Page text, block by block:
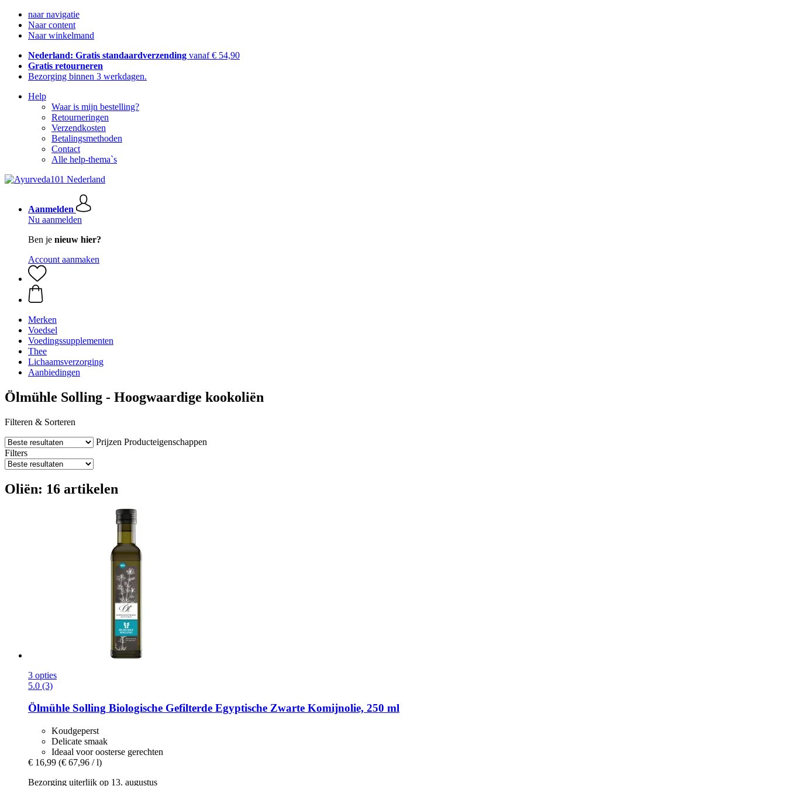
naar navigatie
Naar content
Naar winkelmand
Nederland: Gratis standaardverzending vanaf € 54,90
Gratis retourneren
Bezorging binnen 3 werkdagen.
Help
Waar is mijn bestelling?
Retourneringen
Verzendkosten
Betalingsmethoden
Contact
Alle help-thema`s
Aanmelden
Nu aanmelden
Ben je nieuw hier?
Account aanmaken
Merken
Voedsel
Voedingssupplementen
Thee
Lichaamsverzorging
Aanbiedingen
Ölmühle Solling - Hoogwaardige kookoliën
Filteren & Sorteren
Prijzen Producteigenschappen
Filters
Oliën: 16 artikelen
3 opties
5.0 (3)
Ölmühle Solling Biologische Gefilterde Egyptische Zwarte Komijnolie, 250 ml
Koudgeperst
Delicate smaak
Ideaal voor oosterse gerechten
€ 16,99 (€ 67,96 / l)
Bezorging uiterlijk op 13. augustus